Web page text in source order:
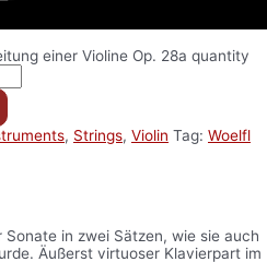
einer Violine Op. 28a quantity
, Strings, Violin Tag: Woelfl
in zwei Sätzen, wie sie auch
Äußerst virtuoser Klavierpart im